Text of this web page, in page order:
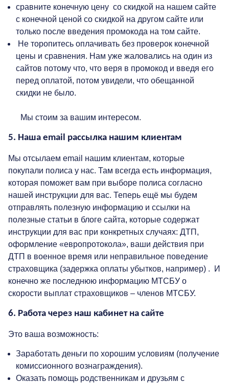
сравните конечную цену со скидкой на нашем сайте
с конечной ценой со скидкой на другом сайте или
только после введения промокода на том сайте.
Не торопитесь оплачивать без проверок конечной
цены и сравнения. Нам уже жаловались на один из
сайтов потому что, что веря в промокод и введя его
перед оплатой, потом увидели, что обещанной
скидки не было.
Мы стоим за вашим интересом.
5. Наша email рассылка нашим клиентам
Мы отсылаем email нашим клиентам, которые
покупали полиса у нас. Там всегда есть информация,
которая поможет вам при выборе полиса согласно
нашей инструкции для вас. Теперь ещё мы будем
отправлять полезную информацию и ссылки на
полезные статьи в блоге сайта, которые содержат
инструкции для вас при конкретных случаях: ДТП,
оформление «европротокола», ваши действия при
ДТП в военное время или неправильное поведение
страховщика (задержка оплаты убытков, например) . И
конечно же последнюю информацию МТСБУ о
скорости выплат страховщиков – членов МТСБУ.
6. Работа через наш кабинет на сайте
Это ваша возможность:
Заработать деньги по хорошим условиям (получение
комиссионного вознаграждения).
Оказать помощь родственникам и друзьям с